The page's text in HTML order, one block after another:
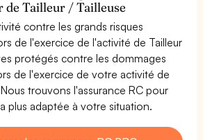
de Tailleur / Tailleuse
contre les grands risques
de l'exercice de l'activité de Tailleur
protégés contre les dommages
de l'exercice de votre activité de
trouvons l'assurance RC pour
plus adaptée à votre situation.